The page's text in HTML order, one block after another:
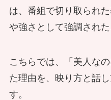
は、番組で切り取られ
や強さとして強調された
こちらでは、「美人な
た理由を、映り方と話
す。